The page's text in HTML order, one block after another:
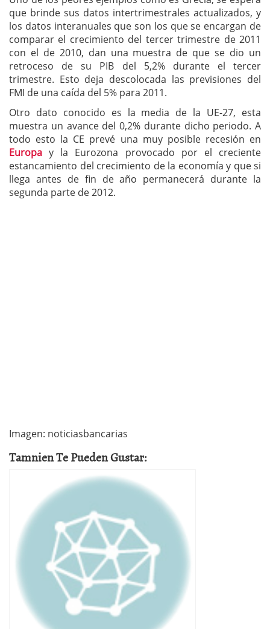
que brinde sus datos intertrimestrales actualizados, y
los datos interanuales que son los que se encargan de
comparar el crecimiento del tercer trimestre de 2011
con el de 2010, dan una muestra de que se dio un
retroceso de su PIB del 5,2% durante el tercer
trimestre. Esto deja descolocada las previsiones del
FMI de una caída del 5% para 2011.
Otro dato conocido es la media de la UE-27, esta
muestra un avance del 0,2% durante dicho periodo. A
todo esto la CE prevé una muy posible recesión en
Europa y la Eurozona provocado por el creciente
estancamiento del crecimiento de la economía y que si
llega antes de fin de año permanecerá durante la
segunda parte de 2012.
Imagen: noticiasbancarias
Tamnien Te Pueden Gustar: